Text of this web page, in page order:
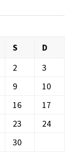
S
D
2
3
9
10
16
17
23
24
30